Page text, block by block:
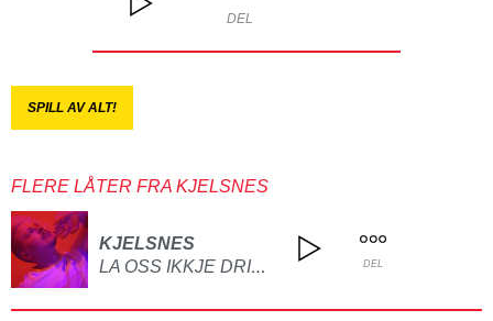
DEL
SPILL AV ALT!
FLERE LÅTER FRA KJELSNES
KJELSNES
LA OSS IKKJE DRIKKE KAFFI EN DAG DEL